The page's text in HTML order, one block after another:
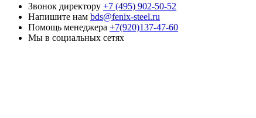
Звонок директору +7 (495) 902-50-52
Напишите нам bds@fenix-steel.ru
Помощь менеджера +7(920)137-47-60
Мы в социальных сетях